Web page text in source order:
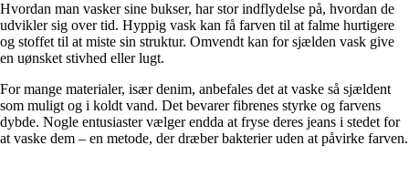
Hvordan man vasker sine bukser, har stor indflydelse på, hvordan de
udvikler sig over tid. Hyppig vask kan få farven til at falme hurtigere
og stoffet til at miste sin struktur. Omvendt kan for sjælden vask give
en uønsket stivhed eller lugt.
For mange materialer, især denim, anbefales det at vaske så sjældent
som muligt og i koldt vand. Det bevarer fibrenes styrke og farvens
dybde. Nogle entusiaster vælger endda at fryse deres jeans i stedet for
at vaske dem – en metode, der dræber bakterier uden at påvirke farven.